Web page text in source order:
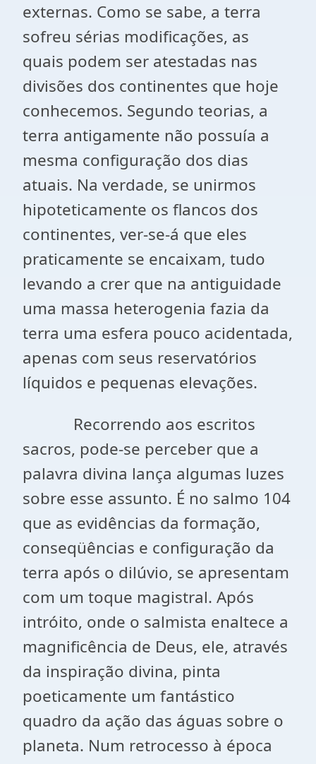
externas. Como se sabe, a terra
sofreu sérias modificações, as
quais podem ser atestadas nas
divisões dos continentes que hoje
conhecemos. Segundo teorias, a
terra antigamente não possuía a
mesma configuração dos dias
atuais. Na verdade, se unirmos
hipoteticamente os flancos dos
continentes, ver-se-á que eles
praticamente se encaixam, tudo
levando a crer que na antiguidade
uma massa heterogenia fazia da
terra uma esfera pouco acidentada,
apenas com seus reservatórios
líquidos e pequenas elevações.
Recorrendo aos escritos
sacros, pode-se perceber que a
palavra divina lança algumas luzes
sobre esse assunto. É no salmo 104
que as evidências da formação,
conseqüências e configuração da
terra após o dilúvio, se apresentam
com um toque magistral. Após
intróito, onde o salmista enaltece a
magnificência de Deus, ele, através
da inspiração divina, pinta
poeticamente um fantástico
quadro da ação das águas sobre o
planeta. Num retrocesso à época